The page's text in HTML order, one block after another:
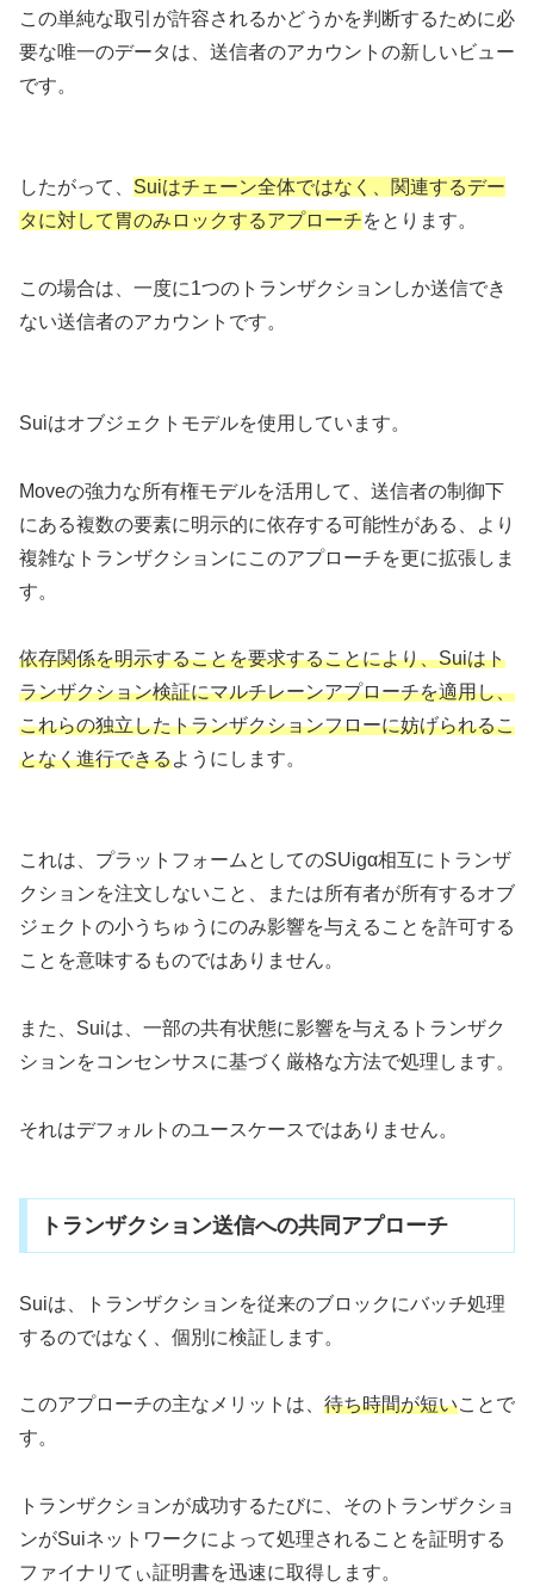
この単純な取引が許容されるかどうかを判断するために必
要な唯一のデータは、送信者のアカウントの新しいビュー
です。
したがって、 Suiはチェーン全体ではなく、関連するデー
タに対して胃のみロックするアプローチをとります。
この場合は、一度に1つのトランザクションしか送信でき
ない送信者のアカウントです。
Suiはオブジェクトモデルを使用しています。
Moveの強力な所有権モデルを活用して、送信者の制御下
にある複数の要素に明示的に依存する可能性がある、より
複雑なトランザクションにこのアプローチを更に拡張しま
す。
依存関係を明示することを要求することにより、Suiはト
ランザクション検証にマルチレーンアプローチを適用し、
これらの独立したトランザクションフローに妨げられるこ
となく進行できるようにします。
これは、プラットフォームとしてのSUigα相互にトランザ
クションを注文しないこと、または所有者が所有するオブ
ジェクトの小うちゅうにのみ影響を与えることを許可する
ことを意味するものではありません。
また、Suiは、一部の共有状態に影響を与えるトランザク
ションをコンセンサスに基づく厳格な方法で処理します。
それはデフォルトのユースケースではありません。
トランザクション送信への共同アプローチ
Suiは、トランザクションを従来のブロックにバッチ処理
するのではなく、個別に検証します。
このアプローチの主なメリットは、 待ち時間が短いことで
す。
トランザクションが成功するたびに、そのトランザクショ
ンがSuiネットワークによって処理されることを証明する
ファイナリてぃ証明書を迅速に取得します。